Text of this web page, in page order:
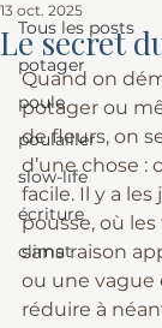
Tous les posts
potager
poule
poulailler
slow-life
écriture
climat
Le secret
13 oct. 2025
Quand on
potager ou
de fleurs, on
d’une chose :
facile. Il y a
pousse, où
sans raison
ou une vague
réduire à